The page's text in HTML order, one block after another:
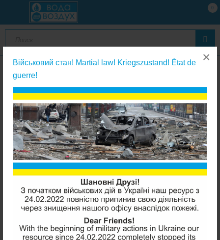
Військовий стан! Martial law! Kriegszustand! État de
guerre!
×
0
Комплекты картриджей к питьевым фильтрам
Purotek Purosed набор картриджей